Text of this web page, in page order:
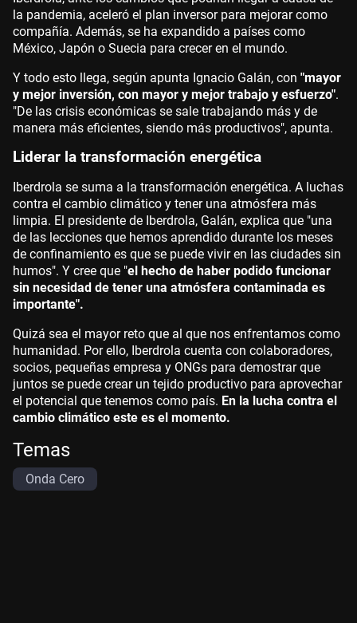
la pandemia, aceleró el plan inversor para mejorar como
compañía. Además, se ha expandido a países como
México, Japón o Suecia para crecer en el mundo.
Y todo esto llega, según apunta Ignacio Galán, con "mayor
y mejor inversión, con mayor y mejor trabajo y esfuerzo".
"De las crisis económicas se sale trabajando más y de
manera más eficientes, siendo más productivos", apunta.
Liderar la transformación energética
Iberdrola se suma a la transformación energética. A luchas
contra el cambio climático y tener una atmósfera más
limpia. El presidente de Iberdrola, Galán, explica que "una
de las lecciones que hemos aprendido durante los meses
de confinamiento es que se puede vivir en las ciudades sin
humos". Y cree que "el hecho de haber podido funcionar
sin necesidad de tener una atmósfera contaminada es
importante".
Quizá sea el mayor reto que al que nos enfrentamos como
humanidad. Por ello, Iberdrola cuenta con colaboradores,
socios, pequeñas empresa y ONGs para demostrar que
juntos se puede crear un tejido productivo para aprovechar
el potencial que tenemos como país. En la lucha contra el
cambio climático este es el momento.
Temas
Onda Cero